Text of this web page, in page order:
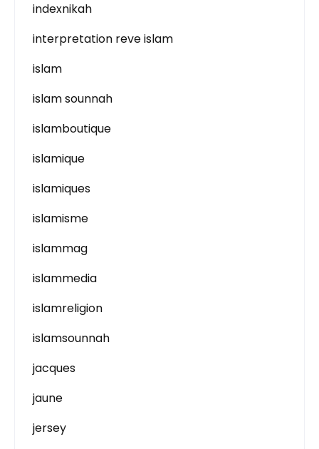
indexnikah
interpretation reve islam
islam
islam sounnah
islamboutique
islamique
islamiques
islamisme
islammag
islammedia
islamreligion
islamsounnah
jacques
jaune
jersey